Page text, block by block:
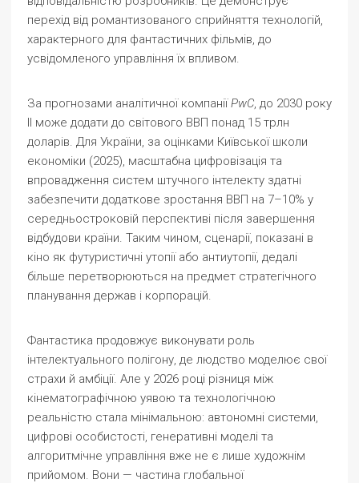
перехід від романтизованого сприйняття технологій,
характерного для фантастичних фільмів, до
усвідомленого управління їх впливом.
За прогнозами аналітичної компаніїPwC, до 2030 року
ІІ може додати до світового ВВП понад 15 трлн
доларів. Для України, за оцінками Київської школи
економіки (2025), масштабна цифровізація та
впровадження систем штучного інтелекту здатні
забезпечити додаткове зростання ВВП на 7–10% у
середньостроковій перспективі після завершення
відбудови країни. Таким чином, сценарії, показані в
кіно як футуристичні утопії або антиутопії, дедалі
більше перетворюються на предмет стратегічного
планування держав і корпорацій.
Фантастика продовжує виконувати роль
інтелектуального полігону, де людство моделює свої
страхи й амбіції. Але у 2026 році різниця між
кінематографічною уявою та технологічною
реальністю стала мінімальною: автономні системи,
цифрові особистості, генеративні моделі та
алгоритмічне управління вже не є лише художнім
прийомом. Вони — частина глобальної